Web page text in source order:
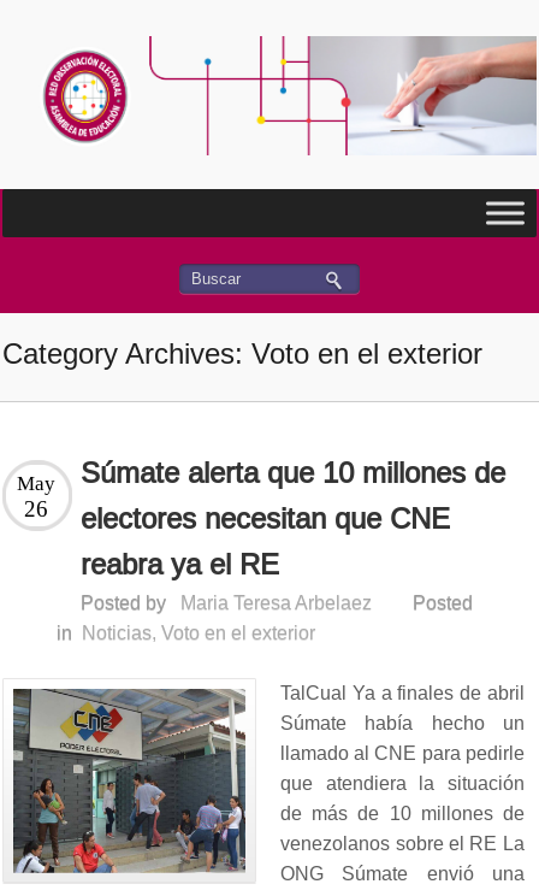
Category Archives: Voto en el exterior
Súmate alerta que 10 millones de
electores necesitan que CNE
reabra ya el RE
May
26
Posted by Maria Teresa Arbelaez
Posted
in
Noticias,Voto en el exterior
TalCual Ya a finales de abril
Súmate había hecho un
llamado al CNE para pedirle
que atendiera la situación
de más de 10 millones de
venezolanos sobre el RE La
ONG Súmate envió una